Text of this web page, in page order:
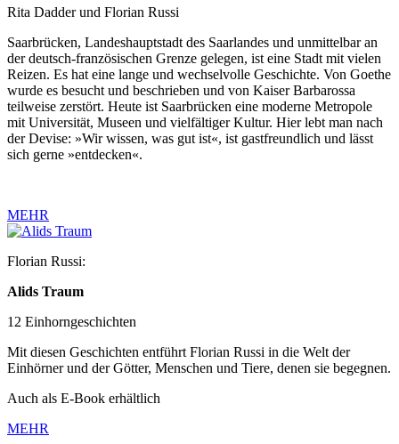
Rita Dadder und Florian Russi
Saarbrücken, Landeshauptstadt des Saarlandes und unmittelbar an
der deutsch-französischen Grenze gelegen, ist eine Stadt mit vielen
Reizen. Es hat eine lange und wechselvolle Geschichte. Von Goethe
wurde es besucht und beschrieben und von Kaiser Barbarossa
teilweise zerstört. Heute ist Saarbrücken eine moderne Metropole
mit Universität, Museen und vielfältiger Kultur. Hier lebt man nach
der Devise: »Wir wissen, was gut ist«, ist gastfreundlich und lässt
sich gerne »entdecken«.
MEHR
Florian Russi:
Alids Traum
12 Einhorngeschichten
Mit diesen Geschichten entführt Florian Russi in die Welt der
Einhörner und der Götter, Menschen und Tiere, denen sie begegnen.
Auch als E-Book erhältlich
MEHR